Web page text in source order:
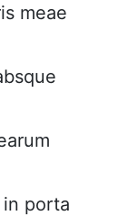
meae
porta